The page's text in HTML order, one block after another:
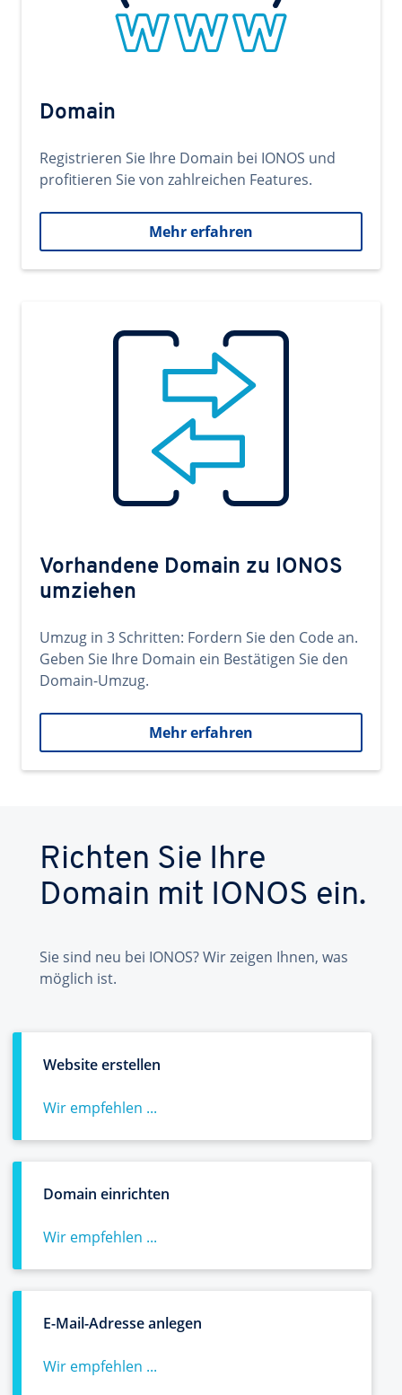
Domain
Registrieren Sie Ihre Domain bei IONOS und
profitieren Sie von zahlreichen Features.
Mehr erfahren
Vorhandene Domain zu IONOS
umziehen
Umzug in 3 Schritten: Fordern Sie den Code an.
Geben Sie Ihre Domain ein Bestätigen Sie den
Domain-Umzug.
Mehr erfahren
Richten Sie Ihre
Domain mit IONOS ein.
Sie sind neu bei IONOS? Wir zeigen Ihnen, was
möglich ist.
Website erstellen
Wir empfehlen ...
Domain einrichten
Wir empfehlen ...
E-Mail-Adresse anlegen
Wir empfehlen ...